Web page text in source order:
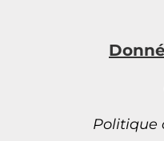
Politique